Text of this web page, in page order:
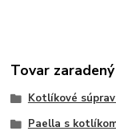
Tovar
Kotlíkové
Paella s